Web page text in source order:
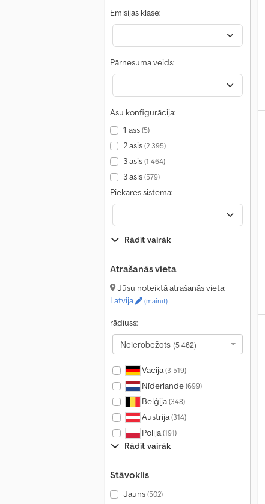
Emisijas klase:
Pārnesuma veids:
Asu konfigurācija:
1 ass(5)
2 asis(2 395)
3 asis(1 464)
3 asis(579)
Piekares sistēma:
Rādīt vairāk
Atrašanās vieta
Jūsu noteiktā atrašanās vieta:
Latvija
(mainīt)
rādiuss:
Neierobežots (5 462)
Vācija(3 519)
Nīderlande(699)
Beļģija(348)
Austrija(314)
Polija(191)
Rādīt vairāk
Stāvoklis
Jauns(502)